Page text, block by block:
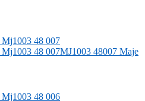
MJ1003 48007 Maje